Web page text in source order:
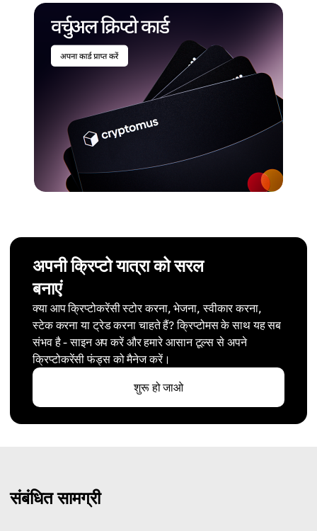
अपनी क्रिप्टो यात्रा को सरल
बनाएं
क्या आप क्रिप्टोकरेंसी स्टोर करना, भेजना, स्वीकार करना,
स्टेक करना या ट्रेड करना चाहते हैं? क्रिप्टोमस के साथ यह सब
संभव है - साइन अप करें और हमारे आसान टूल्स से अपने
क्रिप्टोकरेंसी फंड्स को मैनेज करें।
शुरू हो जाओ
संबंधित सामग्री